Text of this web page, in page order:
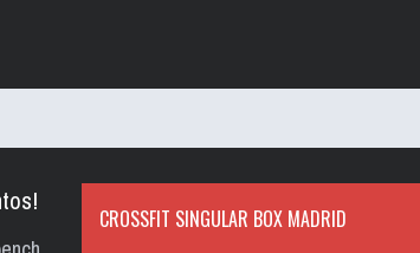
CROSSFIT SINGULAR BOX MADRID